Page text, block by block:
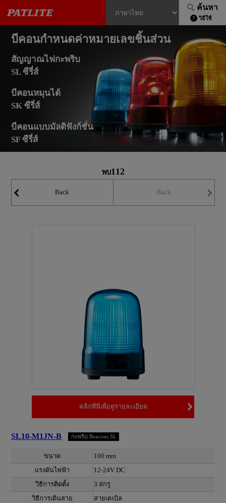
ค้นหา
วิธีใช้
บีคอนกำหนดค่าหมายเลขชิ้นส่วน
สัญญาณไฟกะพริบ
SL ซีรี่ส์
บีคอนหมุนได้
SK ซีรี่ส์
บีคอนแบบมัลติฟังก์ชั่น
SF ซีรี่ส์
พบ112
Back Back
คลิกที่นี่เพื่อดูรายละเอียด
SL10-M1JN-B กะพริบ Beacons SL
ขนาด
100 mm
แรงดันไฟฟ้า
12-24V DC
วิธีการติดตั้ง
3 สกรู
วิธีการเดินสาย
สายเคเบิล